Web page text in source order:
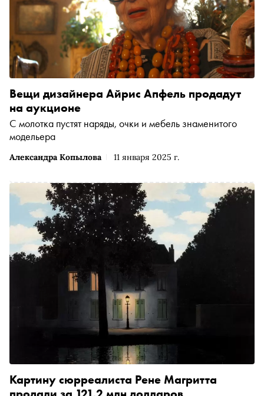
Александра Копылова 11 января 2025 г.
Вещи дизайнера Айрис Апфель продадут
на аукционе
С молотка пустят наряды, очки и мебель знаменитого
модельера
Картину сюрреалиста Рене Магритта